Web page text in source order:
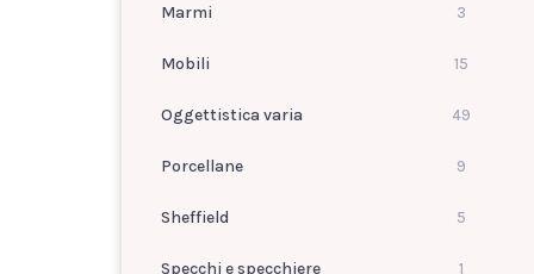
Marmi 3
Mobili 15
Oggettistica varia 49
Porcellane 9
Sheffield 5
Specchi e specchiere 1